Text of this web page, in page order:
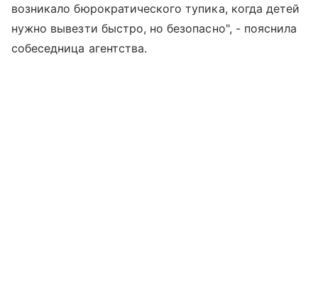
возникало бюрократического тупика, когда детей
нужно вывезти быстро, но безопасно", - пояснила
собеседница агентства.